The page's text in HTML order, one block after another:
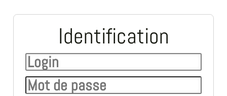
Identification